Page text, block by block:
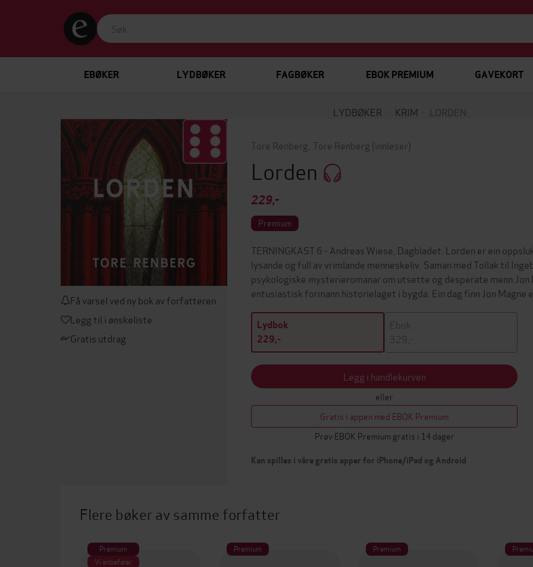
EBØKER LYDBØKER FAGBØKER EBOK PREMIUM GAVEKORT
LYDBØKER KRIM LORDEN
Få varsel ved ny bok av forfatteren
Legg til i ønskeliste
Gratis utdrag
Tore Renberg Tore Renberg (innleser)
Lorden
229,-
Premium
TERNINGKAST 6 - Andreas Wiese, Dagbladet. Lorden er ein
lysande og full av vrimlande menneskeliv. Saman med Tollak til
psykologiske mysterieromanar om utsette og desperate
entusiastisk formann historielaget i bygda. Ein dag finn Jon Magne
Lydbok
229,-
Ebok
329,-
Legg i handlekurven
eller
Gratis i appen med EBOK Premium
Prøv EBOK Premium gratis i 14 dager
Kan spilles i våre gratis apper for iPhone/iPad og Android
Flere bøker av samme forfatter
Premium
Vi anbefaler
Premium Premium